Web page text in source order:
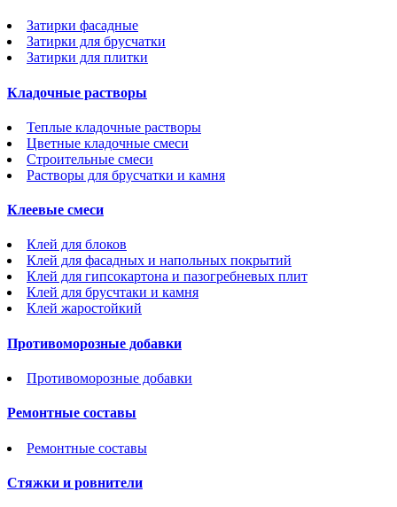
Затирки фасадные
Затирки для брусчатки
Затирки для плитки
Кладочные растворы
Теплые кладочные растворы
Цветные кладочные смеси
Строительные смеси
Растворы для брусчатки и камня
Клеевые смеси
Клей для блоков
Клей для фасадных и напольных покрытий
Клей для гипсокартона и пазогребневых плит
Клей для брусчтаки и камня
Клей жаростойкий
Противоморозные добавки
Противоморозные добавки
Ремонтные составы
Ремонтные составы
Стяжки и ровнители